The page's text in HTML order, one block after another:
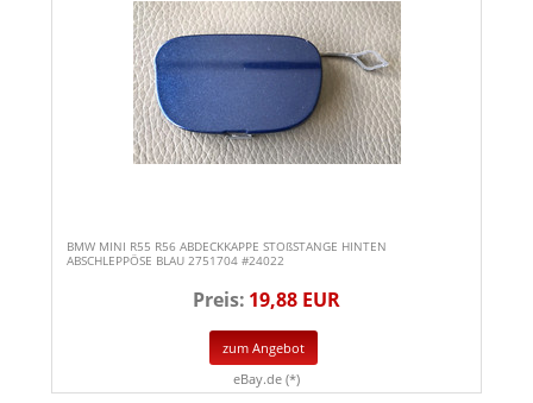
BMW MINI R55 R56 ABDECKKAPPE STOßSTANGE HINTEN
ABSCHLEPPÖSE BLAU 2751704 #24022
Preis: 19,88 EUR
zum Angebot
eBay.de (*)